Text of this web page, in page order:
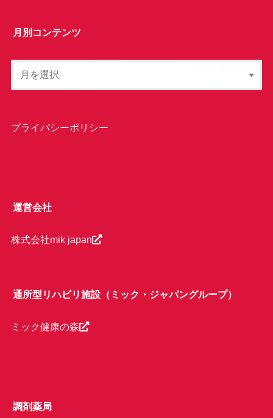
月別コンテンツ
プライバシーポリシー
運営会社
株式会社mik japan
通所型リハビリ施設（ミック・ジャパングループ）
ミック健康の森
調剤薬局